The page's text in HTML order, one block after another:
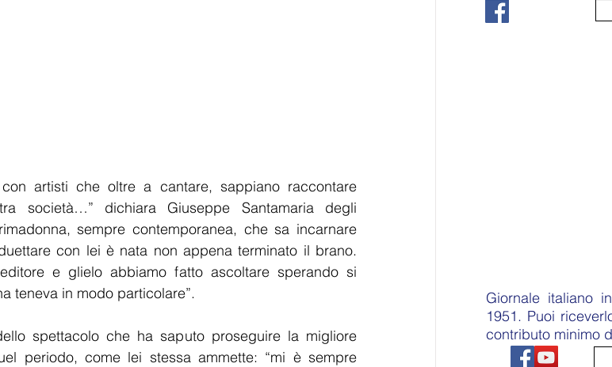
artisti che oltre a cantare, sappiano raccontare
società…” dichiara Giuseppe Santamaria degli
sempre contemporanea, che sa incarnare
con lei è nata non appena terminato il brano.
e glielo abbiamo fatto ascoltare sperando si
teneva in modo particolare”.
spettacolo che ha saputo proseguire la migliore
periodo, come lei stessa ammette: “mi è sempre
Giornale italiano
1951. Puoi
contributo minimo